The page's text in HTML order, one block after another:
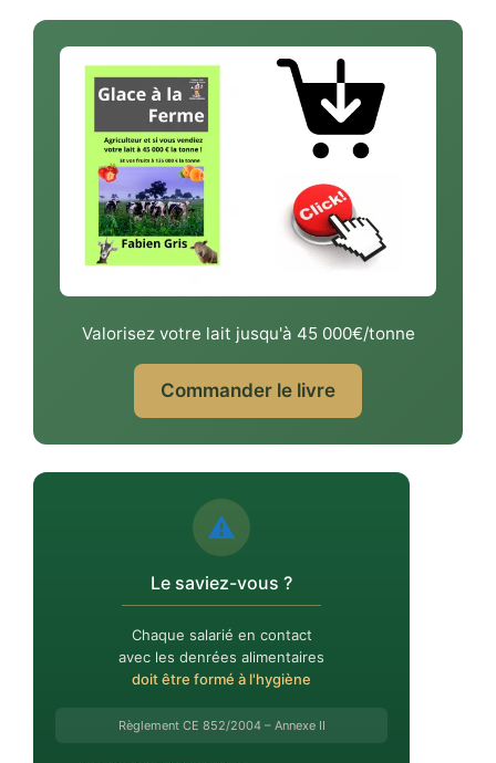
Valorisez votre lait jusqu'à 45 000€/tonne
Commander le livre
⚠️
Le saviez-vous ?
Chaque salarié en contact
avec les denrées alimentaires
doit être formé à l'hygiène
Règlement CE 852/2004 – Annexe II